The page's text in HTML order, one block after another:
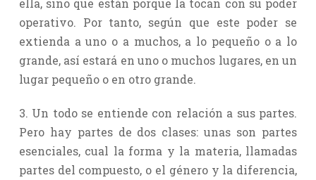
ella, sino que están porque la tocan con su poder
operativo. Por tanto, según que este poder se
extienda a uno o a muchos, a lo pequeño o a lo
grande, así estará en uno o muchos lugares, en un
lugar pequeño o en otro grande.
3. Un todo se entiende con relación a sus partes.
Pero hay partes de dos clases: unas son partes
esenciales, cual la forma y la materia, llamadas
partes del compuesto, o el género y la diferencia,